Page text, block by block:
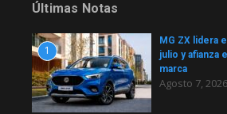
Últimas Notas
1
MG ZX lidera
julio y afianza
marca
Agosto 7, 2026